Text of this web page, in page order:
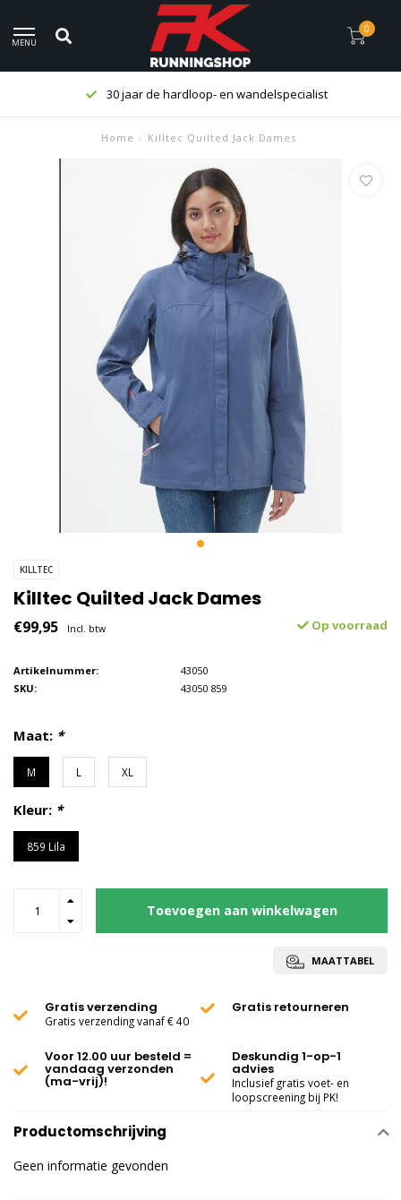
MENU
0
30 jaar de hardloop- en wandelspecialist
Home / Killtec Quilted Jack Dames
KILLTEC
Killtec Quilted Jack Dames
€99,95 Incl. btw Op voorraad
Artikelnummer:
43050
SKU:
43050 859
Maat: *
M L XL
Kleur: *
859 Lila
Toevoegen aan winkelwagen
MAATTABEL
Gratis verzending
Gratis verzending vanaf € 40
Gratis retourneren
Voor 12.00 uur besteld =
vandaag verzonden
(ma-vrij)!
Deskundig 1-op-1
advies
Inclusief gratis voet- en
loopscreening bij PK!
Productomschrijving
Geen informatie gevonden